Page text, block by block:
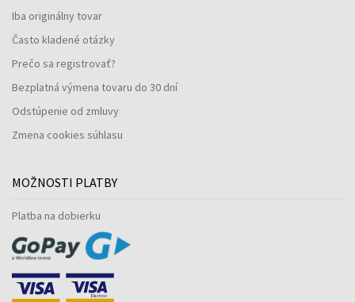
Iba originálny tovar
Často kladené otázky
Prečo sa registrovať?
Bezplatná výmena tovaru do 30 dní
Odstúpenie od zmluvy
Zmena cookies súhlasu
MOŽNOSTI PLATBY
Platba na dobierku